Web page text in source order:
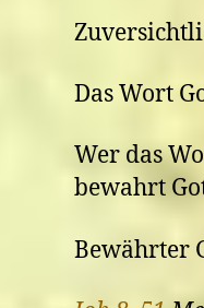
Das Wort
Wer das
bewahrt
Bewährter